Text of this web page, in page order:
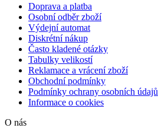
Doprava a platba
Osobní odběr zboží
Výdejní automat
Diskrétní nákup
Často kladené otázky
Tabulky velikostí
Reklamace a vrácení zboží
Obchodní podmínky
Podmínky ochrany osobních údajů
Informace o cookies
O nás